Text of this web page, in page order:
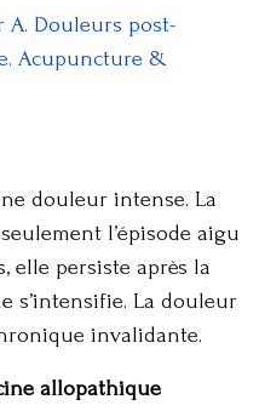
A. Douleurs post-
Acupuncture &
douleur intense. La
l’épisode aigu
elle persiste après la
s’intensifie. La douleur
invalidante.
allopathique